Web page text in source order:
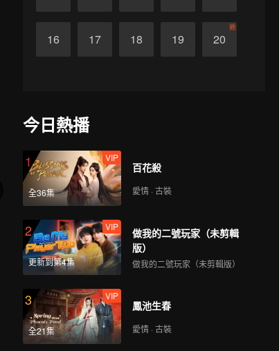
16 17 18 19 20
終
今日熱播
1
全36集
VIP
百花殺
愛情 · 古裝
2
更新到第4集
VIP
做我的二號玩家（未剪輯
版）
做我的二號玩家（未剪輯版）
3
全21集
VIP
鳳池生春
愛情 · 古裝